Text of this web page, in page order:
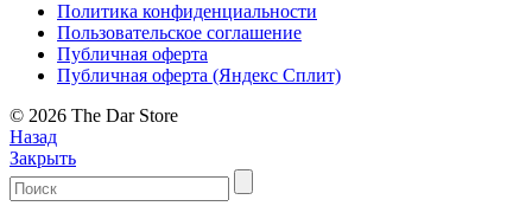
Политика конфиденциальности
Пользовательское соглашение
Публичная оферта
Публичная оферта (Яндекс Сплит)
© 2026 The Dar Store
Назад
Закрыть